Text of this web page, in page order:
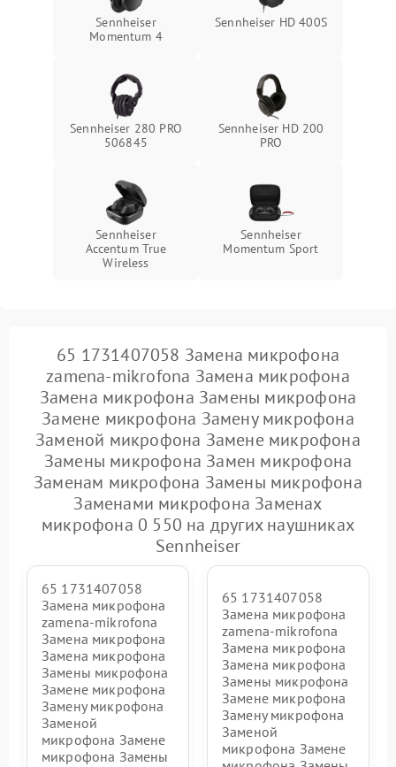
Sennheiser
Momentum 4
Sennheiser HD 400S
Sennheiser 280 PRO
506845
Sennheiser HD 200
PRO
Sennheiser
Accentum True
Wireless
Sennheiser
Momentum Sport
65 1731407058 Замена микрофона
zamena-mikrofona Замена микрофона
Замена микрофона Замены микрофона
Замене микрофона Замену микрофона
Заменой микрофона Замене микрофона
Замены микрофона Замен микрофона
Заменам микрофона Замены микрофона
Заменами микрофона Заменах
микрофона 0 550 на других наушниках
Sennheiser
65 1731407058
Замена микрофона
zamena-mikrofona
Замена микрофона
Замена микрофона
Замены микрофона
Замене микрофона
Замену микрофона
Заменой
микрофона Замене
микрофона Замены
65 1731407058
Замена микрофона
zamena-mikrofona
Замена микрофона
Замена микрофона
Замены микрофона
Замене микрофона
Замену микрофона
Заменой
микрофона Замене